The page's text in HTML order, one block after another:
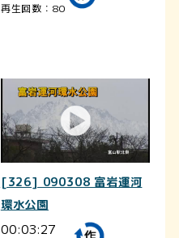
再生回数：80
[326] 090308 富岩運河
環水公園
00:03:27